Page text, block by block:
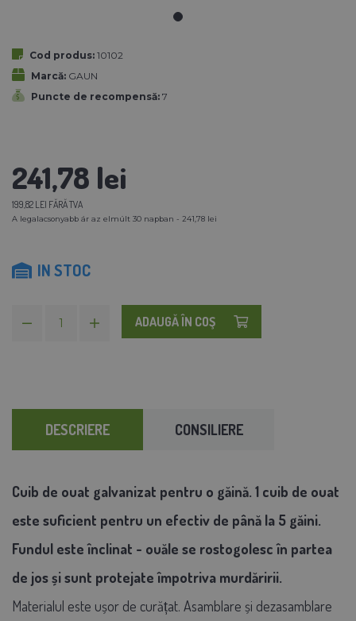
Cod produs: 10102
Marcă: GAUN
Puncte de recompensă: 7
241,78 lei
199,82 LEI FĂRĂ TVA
A legalacsonyabb ár az elmúlt 30 napban - 241,78 lei
IN STOC
ADAUGĂ ÎN COŞ
DESCRIERE CONSILIERE
Cuib de ouat galvanizat pentru o găină. 1 cuib de ouat
este suficient pentru un efectiv de până la 5 găini.
Fundul este înclinat - ouăle se rostogolesc în partea
de jos și sunt protejate împotriva murdăririi.
Materialul este ușor de curățat. Asamblare și dezasamblare